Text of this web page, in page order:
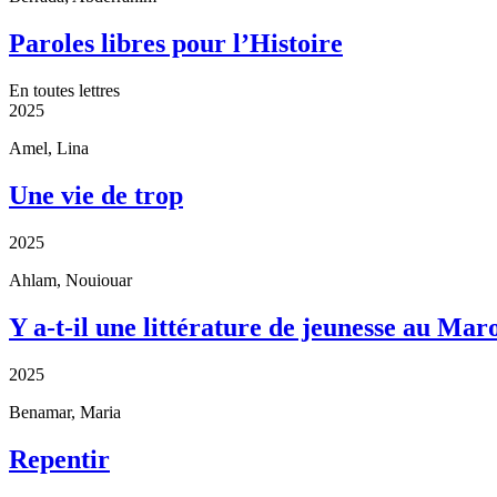
Paroles libres pour l’Histoire
En toutes lettres
2025
Amel, Lina
Une vie de trop
2025
Ahlam, Nouiouar
Y a-t-il une littérature de jeunesse au
2025
Benamar, Maria
Repentir